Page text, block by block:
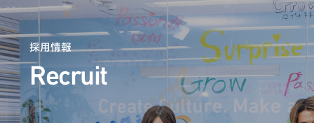
採用情報
Recruit